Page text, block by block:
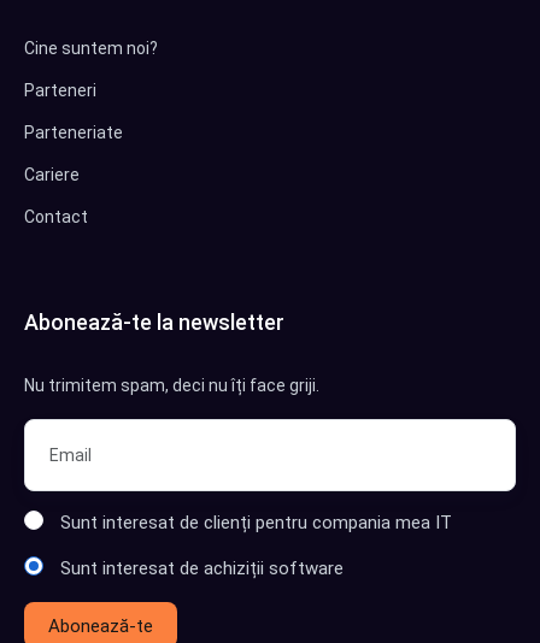
Cine suntem noi?
Parteneri
Parteneriate
Cariere
Contact
Abonează-te la newsletter
Nu trimitem spam, deci nu îți face griji.
Sunt interesat de clienți pentru compania mea IT
Sunt interesat de achiziții software
Abonează-te